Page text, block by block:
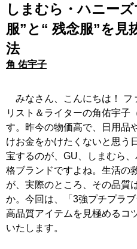
しまむら・ハニーズ
服”と“ 残念服”を見
法
角 佑宇子
みなさん、こんにちは！ フ
リスト＆ライターの角佑宇子
す。昨今の物価高で、日用品
けお金をかけたくないと思う
宝するのが、GU、しまむら
格ブランドですよね。生活の
が、実際のところ、その品質
か。今回は、「3強プチプラ
高品質アイテムを見極めるコ
いたします。